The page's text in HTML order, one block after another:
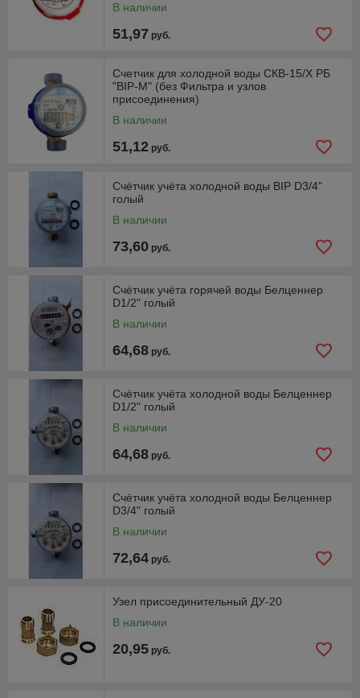
В наличии
51,97 руб.
Счетчик для холодной воды СКВ-15/Х РБ
"ВIР-М" (без Фильтра и узлов
присоединения)
В наличии
51,12 руб.
Счётчик учёта холодной воды BIP D3/4"
голый
В наличии
73,60 руб.
Счётчик учёта горячей воды Белценнер
D1/2" голый
В наличии
64,68 руб.
Счётчик учёта холодной воды Белценнер
D1/2" голый
В наличии
64,68 руб.
Счётчик учёта холодной воды Белценнер
D3/4" голый
В наличии
72,64 руб.
Узел присоединительный ДУ-20
В наличии
20,95 руб.